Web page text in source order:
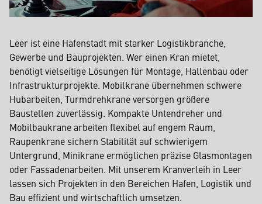
Leer ist eine Hafenstadt mit starker Logistikbranche,
Gewerbe und Bauprojekten. Wer einen Kran mietet,
benötigt vielseitige Lösungen für Montage, Hallenbau oder
Infrastrukturprojekte. Mobilkrane übernehmen schwere
Hubarbeiten, Turmdrehkrane versorgen größere
Baustellen zuverlässig. Kompakte Untendreher und
Mobilbaukrane arbeiten flexibel auf engem Raum,
Raupenkrane sichern Stabilität auf schwierigem
Untergrund, Minikrane ermöglichen präzise Glasmontagen
oder Fassadenarbeiten. Mit unserem Kranverleih in Leer
lassen sich Projekten in den Bereichen Hafen, Logistik und
Bau effizient und wirtschaftlich umsetzen.